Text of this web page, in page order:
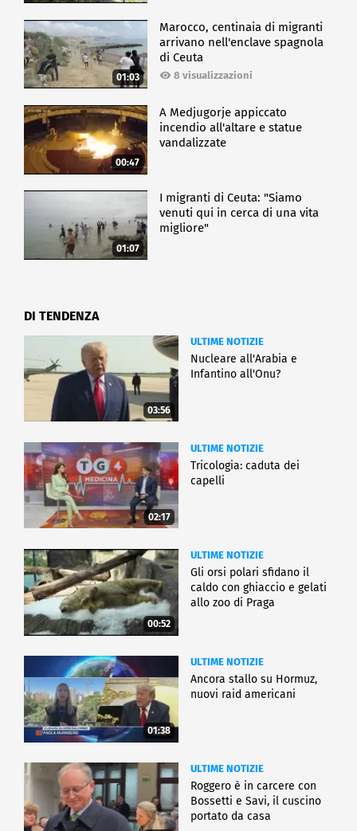
01:03
Marocco, centinaia di migranti
arrivano nell'enclave spagnola
di Ceuta
8 visualizzazioni
00:47
A Medjugorje appiccato
incendio all'altare e statue
vandalizzate
01:07
I migranti di Ceuta: "Siamo
venuti qui in cerca di una vita
migliore"
DI TENDENZA
03:56
ULTIME NOTIZIE
Nucleare all'Arabia e
Infantino all'Onu?
02:17
ULTIME NOTIZIE
Tricologia: caduta dei
capelli
00:52
ULTIME NOTIZIE
Gli orsi polari sfidano il
caldo con ghiaccio e gelati
allo zoo di Praga
01:38
ULTIME NOTIZIE
Ancora stallo su Hormuz,
nuovi raid americani
ULTIME NOTIZIE
Roggero è in carcere con
Bossetti e Savi, il cuscino
portato da casa